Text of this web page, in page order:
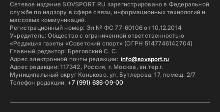
Сетевое издание SOVSPORT RU зарегистрировано в Федеральной
службе по надзору в сфере связи, информационных технологий и
массовых коммуникаций.
Регистрационный номер: Эл № ФС 77-60106 от 10.12.2014
Учредитель: Общество с ограниченной ответственностью
«Редакция газеты «Советский спорт» (ОГРН 5147746142704)
Главный редактор: Бреговский С. С.
Адрес электронной почты редакции: info@sovsport.ru
Адрес редакции: 117342, Россия, г. Москва, вн.тер.г.
Муниципальный округ Коньково, ул. Бутлерова, 17, помещ. 2/7
Телефон редакции: +7 (991) 636-09-00